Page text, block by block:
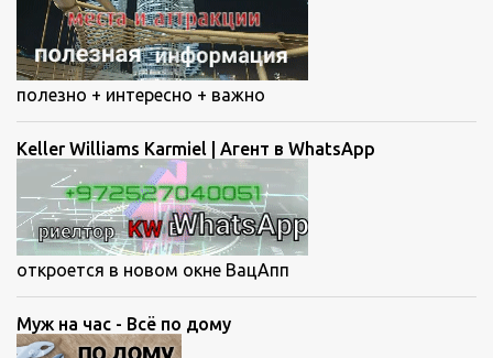
полезно + интересно + важно
Keller Williams Karmiel | Агент в WhatsApp
откроется в новом окне ВацАпп
Муж на час - Всё по дому